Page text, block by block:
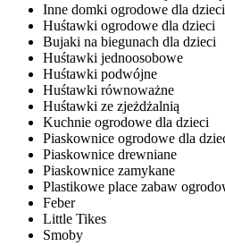
Inne domki ogrodowe dla dzieci
Huśtawki ogrodowe dla dzieci
Bujaki na biegunach dla dzieci
Huśtawki jednoosobowe
Huśtawki podwójne
Huśtawki równoważne
Huśtawki ze zjeżdżalnią
Kuchnie ogrodowe dla dzieci
Piaskownice ogrodowe dla
Piaskownice drewniane
Piaskownice zamykane
Plastikowe place zabaw
Feber
Little Tikes
Smoby